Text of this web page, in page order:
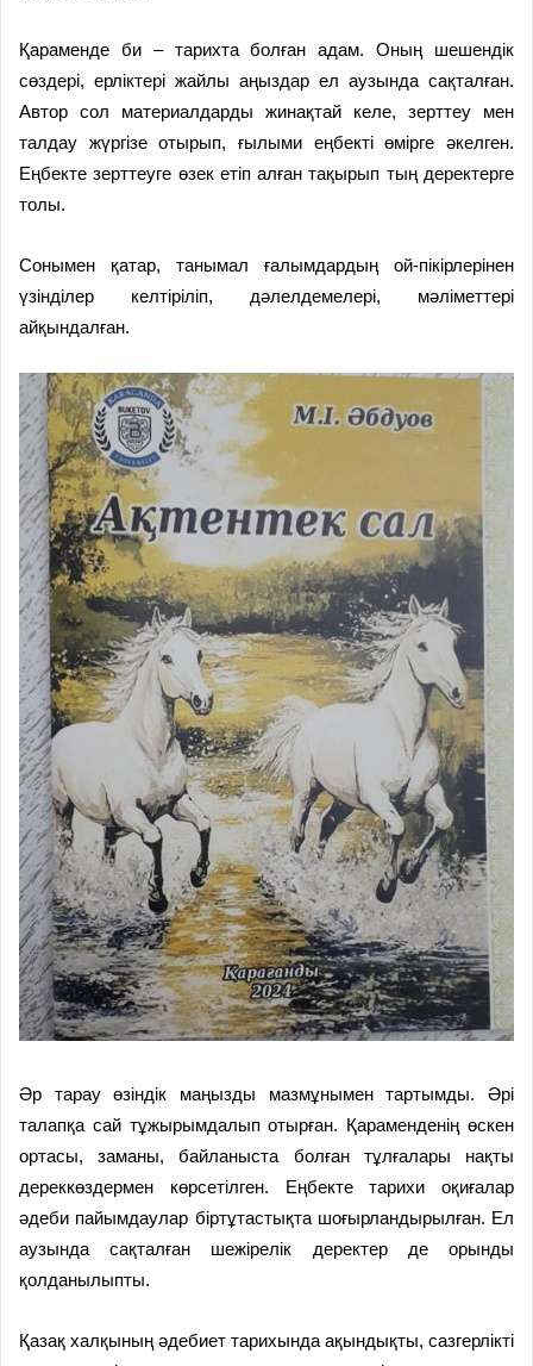
Қараменде би – тарихта болған адам. Оның шешендік
сөздері, ерліктері жайлы аңыздар ел аузында сақталған.
Автор сол материалдарды жинақтай келе, зерттеу мен
талдау жүргізе отырып, ғылыми еңбекті өмірге әкелген.
Еңбекте зерттеуге өзек етіп алған тақырып тың деректерге
толы.
Сонымен қатар, танымал ғалымдардың ой-пікірлерінен
үзінділер келтіріліп, дәлелдемелері, мәліметтері
айқындалған.
Әр тарау өзіндік маңызды маз­мұнымен тартымды. Әрі
талапқа сай тұжырымдалып отырған. Қараменденің өскен
ортасы, заманы, байланыста болған тұлғалары нақты
дереккөздермен көрсетілген. Еңбекте тарихи оқиғалар
әдеби пайымдау­лар біртұтастықта шо­ғыр­ландырылған. Ел
аузында сақ­талған шежірелік деректер де орынды
қолданылыпты.
Қазақ халқының әдебиет тарихында ақындықты, сазгерлікті